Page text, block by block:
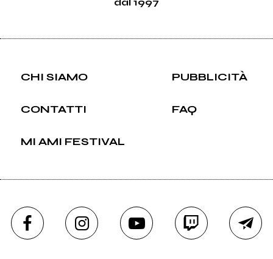
CHI SIAMO PUBBLICITÀ
CONTATTI FAQ
MI AMI FESTIVAL